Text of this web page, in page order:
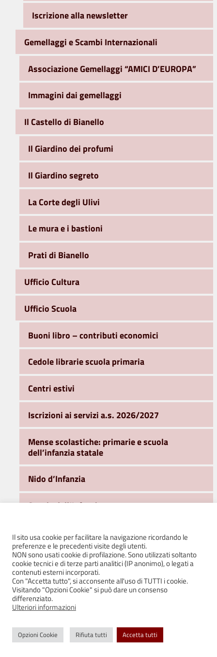
Iscrizione alla newsletter
Gemellaggi e Scambi Internazionali
Associazione Gemellaggi “AMICI D’EUROPA”
Immagini dai gemellaggi
Il Castello di Bianello
Il Giardino dei profumi
Il Giardino segreto
La Corte degli Ulivi
Le mura e i bastioni
Prati di Bianello
Ufficio Cultura
Ufficio Scuola
Buoni libro – contributi economici
Cedole librarie scuola primaria
Centri estivi
Iscrizioni ai servizi a.s. 2026/2027
Mense scolastiche: primarie e scuola
dell’infanzia statale
Nido d’Infanzia
Scuole dell’Infanzia
Scuole dell’Obbligo
Servizi di pre scuola – ingresso anticipato
2026/2027
Servizio di tempo potenziato – Quattro
Castella 2026/2027
Servizio post scuola e servizio integrato
Puianello 2026/2027
Il sito usa cookie per facilitare la navigazione ricordando le
preferenze e le precedenti visite degli utenti.
NON sono usati cookie di profilazione. Sono utilizzati soltanto
cookie tecnici e di terze parti analitici (IP anonimo), o legati a
contenuti esterni incorporati.
Con "Accetta tutto", si acconsente all'uso di TUTTI i cookie.
Visitando "Opzioni Cookie" si può dare un consenso
differenziato.
Ulteriori informazioni
Opzioni Cookie Rifiuta tutti Accetta tutti